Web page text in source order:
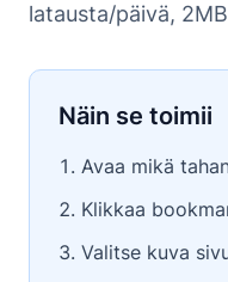
latausta/päivä,
Näin se toimii
Avaa mikä
Klikkaa
Valitse kuva